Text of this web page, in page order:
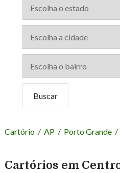
Cartório / AP / Porto Grande /
Cartórios em